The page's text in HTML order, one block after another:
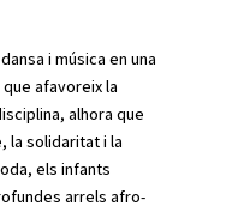
i música en una
afavoreix la
alhora que
la solidaritat i la
els infants
arrels afro-